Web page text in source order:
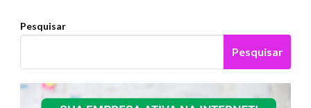
Pesquisar
Pesquisar